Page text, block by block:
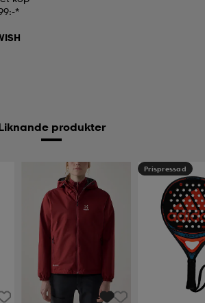
*
produkter
Prispressad